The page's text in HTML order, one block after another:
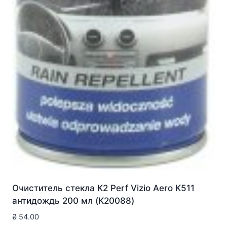
Очиститель стекла K2 Perf Vizio Aero K511
антидождь 200 мл (K20088)
₴ 54.00